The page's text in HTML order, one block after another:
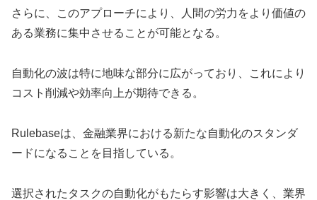
さらに、このアプローチにより、人間の労力をより価値の
ある業務に集中させることが可能となる。
自動化の波は特に地味な部分に広がっており、これにより
コスト削減や効率向上が期待できる。
Rulebaseは、金融業界における新たな自動化のスタンダ
ードになることを目指している。
選択されたタスクの自動化がもたらす影響は大きく、業界